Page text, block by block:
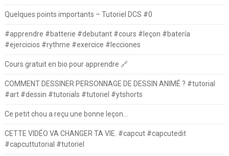
Quelques points importants – Tutoriel DCS #0
#apprendre #batterie #debutant #cours #leçon #batería
#ejercicios #rythme #exercice #lecciones
Cours gratuit en bio pour apprendre 🔗
COMMENT DESSINER PERSONNAGE DE DESSIN ANIMÉ ? #tutorial
#art #dessin #tutorials #tutoriel #ytshorts
Ce petit chou a reçu une bonne leçon…
CETTE VIDÉO VA CHANGER TA VIE. #capcut #capcutedit
#capcuttutorial #tutoriel